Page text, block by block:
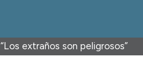
“Los extraños son peligrosos”